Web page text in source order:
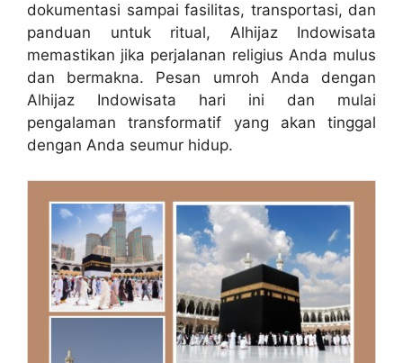
dokumentasi sampai fasilitas, transportasi, dan
panduan untuk ritual, Alhijaz Indowisata
memastikan jika perjalanan religius Anda mulus
dan bermakna. Pesan umroh Anda dengan
Alhijaz Indowisata hari ini dan mulai
pengalaman transformatif yang akan tinggal
dengan Anda seumur hidup.